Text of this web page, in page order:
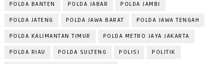
POLDA BANTEN POLDA JABAR POLDA JAMBI
POLDA JATENG POLDA JAWA BARAT POLDA JAWA TENGAH
POLDA KALIMANTAN TIMUR POLDA METRO JAYA JAKARTA
POLDA RIAU POLDA SULTENG POLISI POLITIK